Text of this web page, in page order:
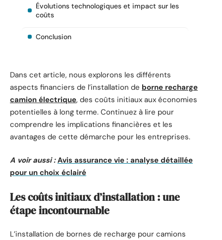
Évolutions technologiques et impact sur les
coûts
Conclusion
Dans cet article, nous explorons les différents
aspects financiers de l’installation de borne recharge
camion électrique, des coûts initiaux aux économies
potentielles à long terme. Continuez à lire pour
comprendre les implications financières et les
avantages de cette démarche pour les entreprises.
A voir aussi : Avis assurance vie : analyse détaillée
pour un choix éclairé
Les coûts initiaux d’installation : une
étape incontournable
L’installation de bornes de recharge pour camions